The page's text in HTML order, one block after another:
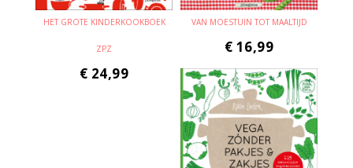
HET GROTE KINDERKOOKBOEK
ZPZ
€ 24,99
VAN MOESTUIN TOT MAALTIJD
€ 16,99